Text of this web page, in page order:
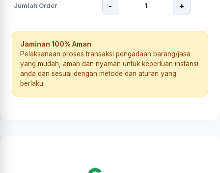
Jumlah Order - +
Jaminan 100% Aman
Pelaksanaan proses transaksi pengadaan barang/jasa
yang mudah, aman dan nyaman untuk keperluan instansi
anda dan sesuai dengan metode dan aturan yang
berlaku.